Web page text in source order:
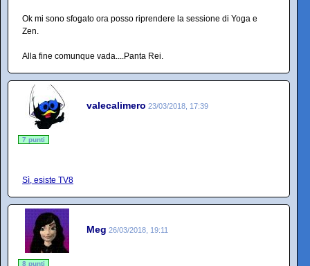
Ok mi sono sfogato ora posso riprendere la sessione di Yoga e
Zen.
Alla fine comunque vada....Panta Rei.
valecalimero 23/03/2018, 17:39
7 punti
Sì, esiste TV8
Meg 26/03/2018, 19:11
8 punti